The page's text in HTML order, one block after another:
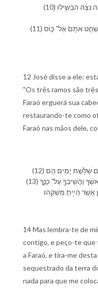
(10) וּ⁠בַ⁠גֶּ֖פֶן שְׁלֹשָׁ֣ה שָׂרִיגִ֑ם וְ⁠הִ֤יא כְ⁠פֹרַ֨חַת֙ עָלְתָ֣ה נִצָּ֔⁠הּ הִבְשִׁ֥ילוּ
(11) וְ⁠כ֥וֹס פַּרְעֹ֖ה בְּ⁠יָדִ֑⁠י וָ⁠אֶקַּ֣ח אֶת־ הָֽ⁠עֲנָבִ֗ים וָֽ⁠אֶשְׂחַ֤ט אֹתָ⁠ם֙ אֶל־ כּ֣וֹס
12 José disse a ele:
"Os três ramos são
Faraó erguerá sua
restaurando-te como
Faraó nas mãos dele,
שְׁלֹ֥שֶׁת יָמִ֖ים הֵֽם׃
(13) בְּ⁠ע֣וֹד ׀ שְׁלֹ֣שֶׁת יָמִ֗ים יִשָּׂ֤א פַרְעֹה֙ אֶת־ רֹאשֶׁ֔⁠ךָ וַ⁠הֲשִֽׁיבְ⁠ךָ֖ עַל־ כַּנֶּ֑⁠ךָ
אֲשֶׁ֥ר הָיִ֖יתָ מַשְׁקֵֽ⁠הוּ׃
14 Mas lembra-te de
contigo, e peço-te que
a Faraó, e tira-me
sequestrado da terra
nada para que me